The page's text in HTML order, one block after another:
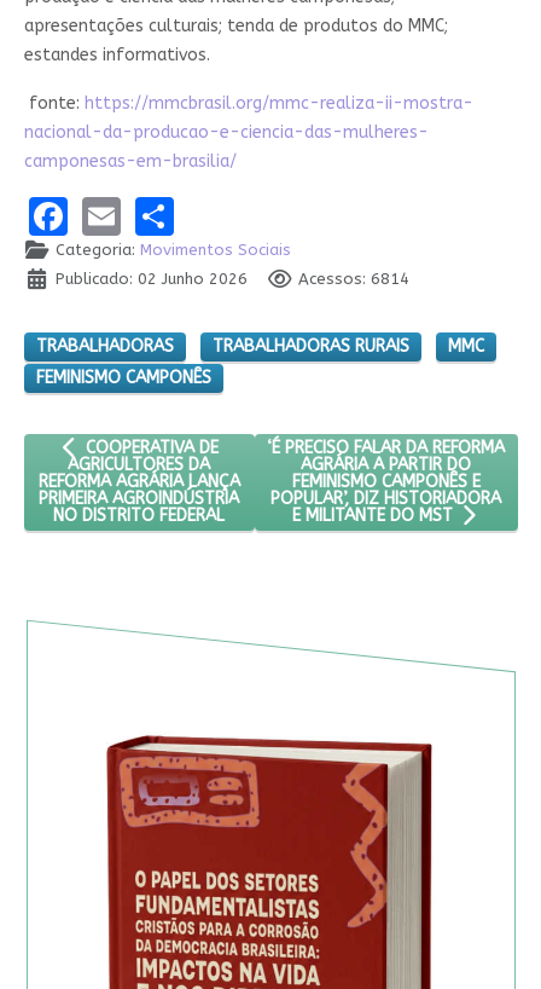
apresentações culturais; tenda de produtos do MMC;
estandes informativos.
fonte: https://mmcbrasil.org/mmc-realiza-ii-mostra-
nacional-da-producao-e-ciencia-das-mulheres-
camponesas-em-brasilia/
Facebook
EmailShare
Categoria: Movimentos Sociais
Publicado: 02 Junho 2026
Acessos: 6814
TRABALHADORAS TRABALHADORAS RURAIS
MMC
FEMINISMO CAMPONÊS
ARTIGO ANTERIOR: COOPERATIVA DE AGRICULTORES DA
COOPERATIVA DE
AGRICULTORES DA
REFORMA AGRÁRIA LANÇA
PRIMEIRA AGROINDÚSTRIA
NO DISTRITO FEDERAL
PRÓXIMO ARTIGO: ‘É PRECISO
‘É PRECISO FALAR DA REFORMA
AGRÁRIA A PARTIR DO
FEMINISMO CAMPONÊS E
POPULAR’, DIZ HISTORIADORA
E MILITANTE DO MST